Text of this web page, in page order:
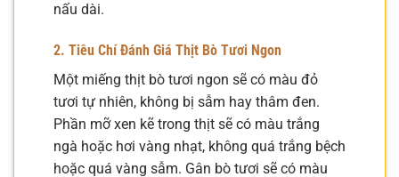
nấu dài.
2. Tiêu Chí Đánh Giá Thịt Bò Tươi Ngon
Một miếng thịt bò tươi ngon sẽ có màu đỏ
tươi tự nhiên, không bị sẫm hay thâm đen.
Phần mỡ xen kẽ trong thịt sẽ có màu trắng
ngà hoặc hơi vàng nhạt, không quá trắng bệch
hoặc quá vàng sẫm. Gân bò tươi sẽ có màu